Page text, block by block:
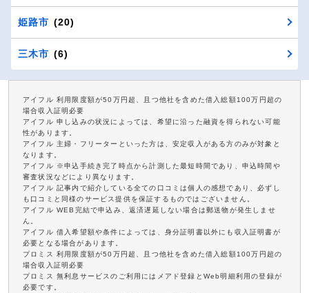
姫路市 (20)
三木市 (6)
アイフル 利用限度額が50万円超、且つ他社を含めた借入総額100万円超の
場合収入証明必要
アイフル 申し込みの状況によっては、希望に沿った融資を得られない可能
性があります。
アイフル 主婦・フリーターといった方は、安定収入がある方のみが対象と
なります。
アイフル ※申込手続き完了時点から計測した最短時間であり、申込時間や
審査状況などにより異なります。
アイフル 記事内で紹介している全ての口コミは個人の感想であり、必ずし
も口コミと同様のサービス提供を保証するものではございません。
アイフル WEB完結で申込み、返済遅延しない場合は郵送物が発生しませ
ん。
アイフル 借入希望額や条件によっては、身分証明書以外にも収入証明書が
必要となる場合があります。
プロミス 利用限度額が50万円超、且つ他社を含めた借入総額100万円超の
場合収入証明必要
プロミス 無利息サービスのご利用にはメアド登録とWeb明細利用の登録が
必要です。